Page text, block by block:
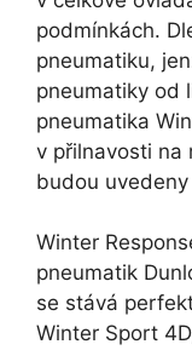
podmínkách.
pneumatiku,
pneumatiky od
pneumatika
v přilnavosti na
budou
Winter
pneumatik
se stává
Winter Sport